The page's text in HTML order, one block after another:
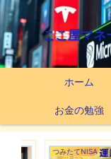
ここ屋マネ
ホーム
お金の勉強
つみたてNISA